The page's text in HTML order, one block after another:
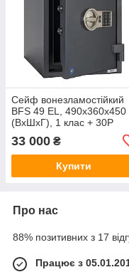
Сейф вонезламостійкий
BFS 49 EL, 490x360x450
(ВхШхГ), 1 клас + 30P
сейф від злому і вогню, в
квартиру, в офіс, сейф
для дому
33 000 ₴
Купити
Про нас
88% позитивних з 17
Працює з